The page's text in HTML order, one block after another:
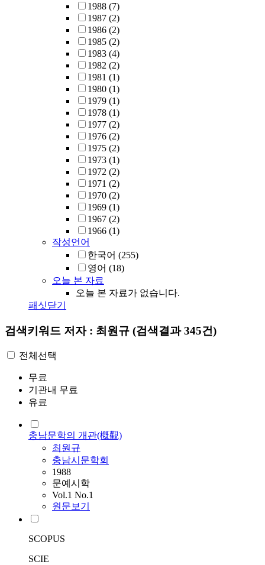
1988 (7)
1987 (2)
1986 (2)
1985 (2)
1983 (4)
1982 (2)
1981 (1)
1980 (1)
1979 (1)
1978 (1)
1977 (2)
1976 (2)
1975 (2)
1973 (1)
1972 (2)
1971 (2)
1970 (2)
1969 (1)
1967 (2)
1966 (1)
작성언어
한국어 (255)
영어 (18)
오늘 본 자료
오늘 본 자료가 없습니다.
패싯닫기
검색키워드 저자 : 최원규 (검색결과 345건)
전체선택
무료
기관내 무료
유료
충남문학의 개관(槪觀)
최원규
충남시문학회
1988
문예시학
Vol.1 No.1
원문보기
SCOPUS
SCIE